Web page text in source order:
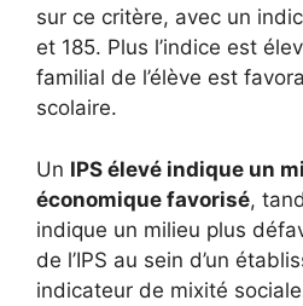
sur ce critère, avec un
et 185. Plus l’indice est
familial de l’élève est
scolaire.
Un IPS élevé indique un
économique favorisé,
indique un milieu plus
de l’IPS au sein d’un
indicateur de mixité